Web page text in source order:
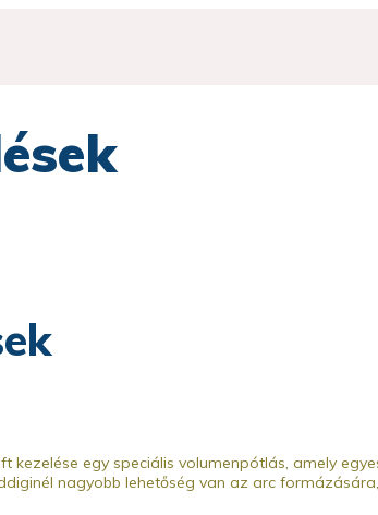
kezelése egy speciális volumenpótlás, amely
nagyobb lehetőség van az arc